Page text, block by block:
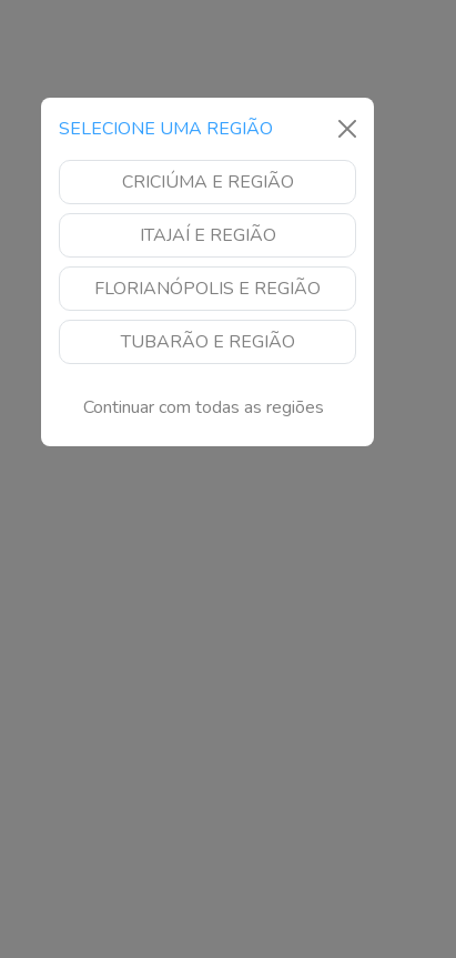
SELECIONE UMA REGIÃO
CRICIÚMA E REGIÃO
ITAJAÍ E REGIÃO
FLORIANÓPOLIS E REGIÃO
TUBARÃO E REGIÃO
Continuar com todas as regiões